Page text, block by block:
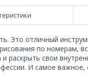
Это отличный
по номерам,
раскрыть свои
И самое важное,